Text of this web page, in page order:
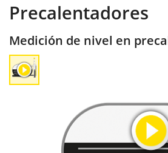
Precalentadores
Medición de nivel en